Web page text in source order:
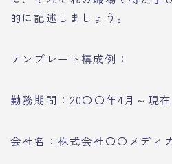
的に記述しましょう。
テンプレート構成例：
勤務期間：20〇〇年4月～現在
会社名：株式会社〇〇メディ